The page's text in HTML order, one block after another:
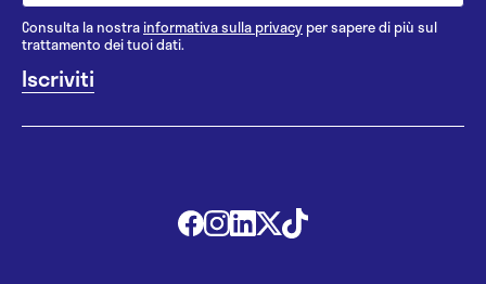
Consulta la nostrainformativa sulla privacy per sapere di più sul
trattamento dei tuoi dati.